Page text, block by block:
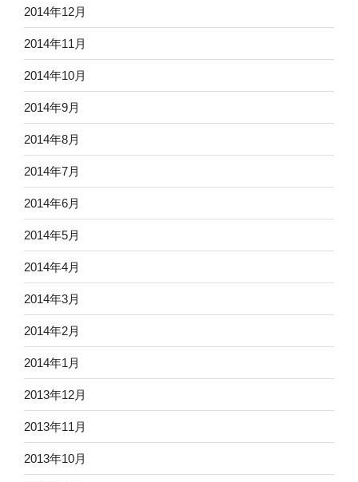
2014年12月
2014年11月
2014年10月
2014年9月
2014年8月
2014年7月
2014年6月
2014年5月
2014年4月
2014年3月
2014年2月
2014年1月
2013年12月
2013年11月
2013年10月